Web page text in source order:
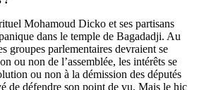
Mohamoud Dicko et ses partisans
dans le temple de Bagadadji. Au
groupes parlementaires devraient se
ou non de l’assemblée, les intérêts se
ou non à la démission des députés
de défendre son point de vu. Mais le hic